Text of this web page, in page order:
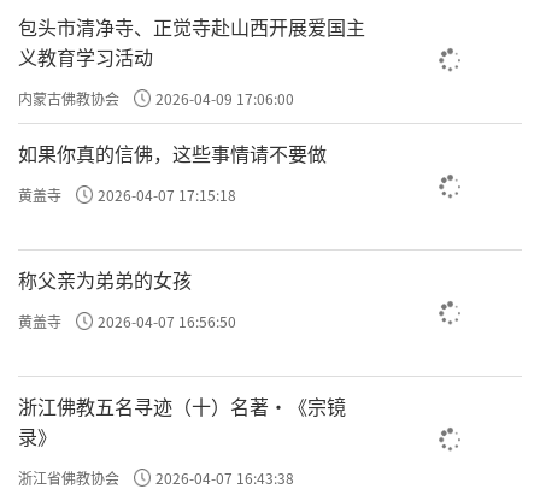
包头市清净寺、正觉寺赴山西开展爱国主
义教育学习活动
内蒙古佛教协会 2026-04-09 17:06:00
如果你真的信佛，这些事情请不要做
黄盖寺 2026-04-07 17:15:18
称父亲为弟弟的女孩
黄盖寺 2026-04-07 16:56:50
浙江佛教五名寻迹（十）名著·《宗镜
录》
浙江省佛教协会 2026-04-07 16:43:38